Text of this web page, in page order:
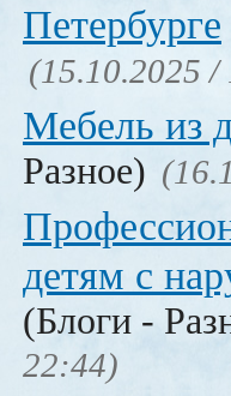
Петербурге
(15.10.2025 /
Мебель из
Разное)
детям с
(Блоги -
22:44)